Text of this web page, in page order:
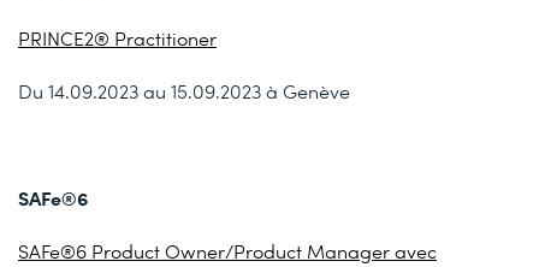
PRINCE2® Practitioner
Du 14.09.2023 au 15.09.2023 à Genève
SAFe®6
SAFe®6 Product Owner/Product Manager avec